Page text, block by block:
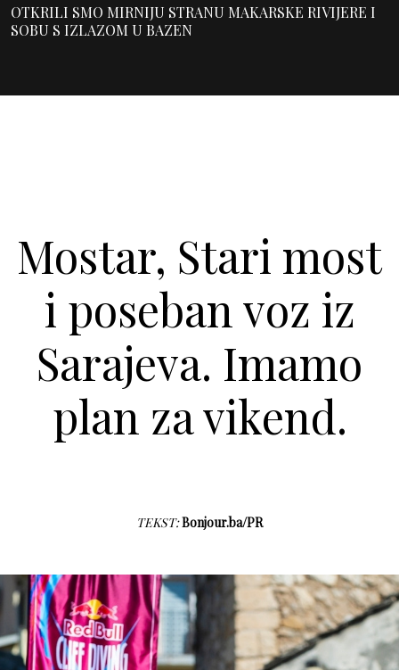
OTKRILI SMO MIRNIJU STRANU MAKARSKE RIVIJERE I
SOBU S IZLAZOM U BAZEN
Mostar, Stari most
i poseban voz iz
Sarajeva. Imamo
plan za vikend.
TEKST:Bonjour.ba/PR